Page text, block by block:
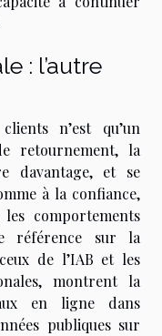
: l’autre
n’est qu’un
retournement, la
davantage, et se
à la confiance,
comportements
référence sur la
de l’IAB et les
montrent la
en ligne dans
publiques sur